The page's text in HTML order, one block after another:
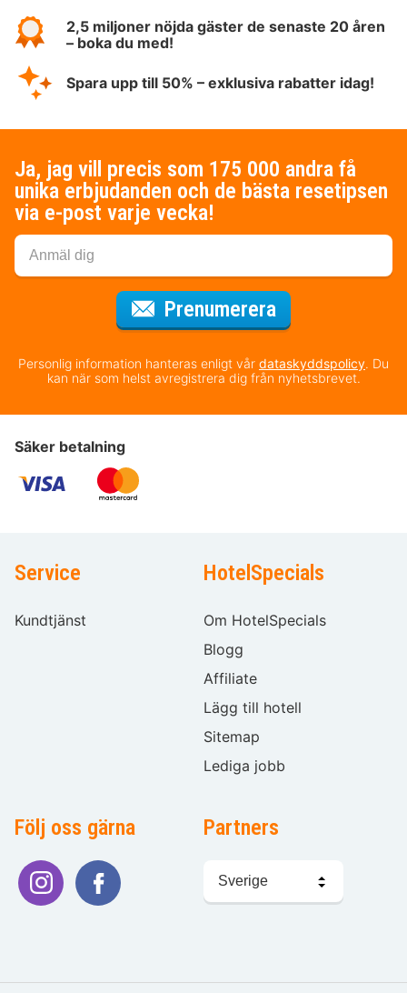
2,5 miljoner nöjda gäster de senaste 20 åren
– boka du med!
Spara upp till 50% – exklusiva rabatter idag!
Ja, jag vill precis som 175 000 andra få
unika erbjudanden och de bästa resetipsen
via e-post varje vecka!
Prenumerera
Personlig information hanteras enligt vår dataskyddspolicy. Du
kan när som helst avregistrera dig från nyhetsbrevet.
Säker betalning
Service
Kundtjänst
HotelSpecials
Om HotelSpecials
Blogg
Affiliate
Lägg till hotell
Sitemap
Lediga jobb
Följ oss gärna Partners
språk